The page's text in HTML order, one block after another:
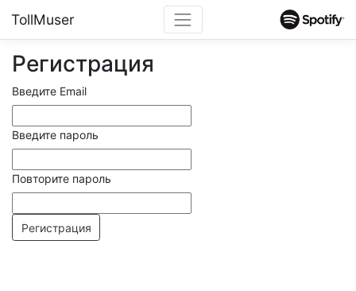
TollMuser
Регистрация
Введите Email
Введите пароль
Повторите пароль